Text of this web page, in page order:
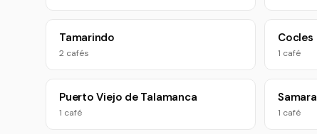
Tamarindo
2 cafés
Cocles
1 café
Puerto Viejo de Talamanca
1 café
Samara
1 café